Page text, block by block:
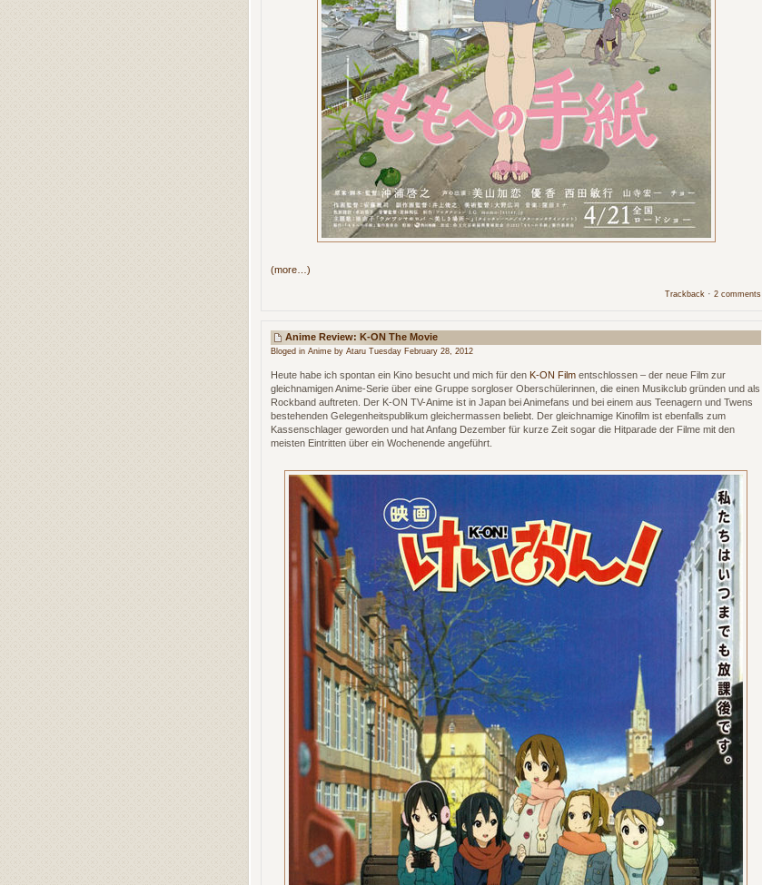
(more…)
Trackback · 2 comments
Anime Review: K-ON The Movie
Bloged in Anime by Ataru Tuesday February 28, 2012
Heute habe ich spontan ein Kino besucht und mich für den K-ON Film entschlossen – der neue Film zur
gleichnamigen Anime-Serie über eine Gruppe sorgloser Oberschülerinnen, die einen Musikclub gründen und als
Rockband auftreten. Der K-ON TV-Anime ist in Japan bei Animefans und bei einem aus Teenagern und Twens
bestehenden Gelegenheitspublikum gleichermassen beliebt. Der gleichnamige Kinofilm ist ebenfalls zum
Kassenschlager geworden und hat Anfang Dezember für kurze Zeit sogar die Hitparade der Filme mit den
meisten Eintritten über ein Wochenende angeführt.